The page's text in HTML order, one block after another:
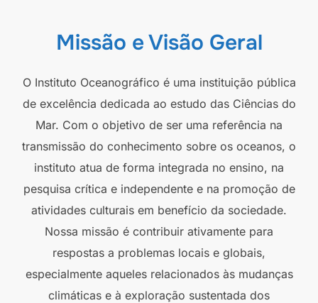
Missão e Visão Geral
O Instituto Oceanográfico é uma instituição pública
de excelência dedicada ao estudo das Ciências do
Mar. Com o objetivo de ser uma referência na
transmissão do conhecimento sobre os oceanos, o
instituto atua de forma integrada no ensino, na
pesquisa crítica e independente e na promoção de
atividades culturais em benefício da sociedade.
Nossa missão é contribuir ativamente para
respostas a problemas locais e globais,
especialmente aqueles relacionados às mudanças
climáticas e à exploração sustentada dos